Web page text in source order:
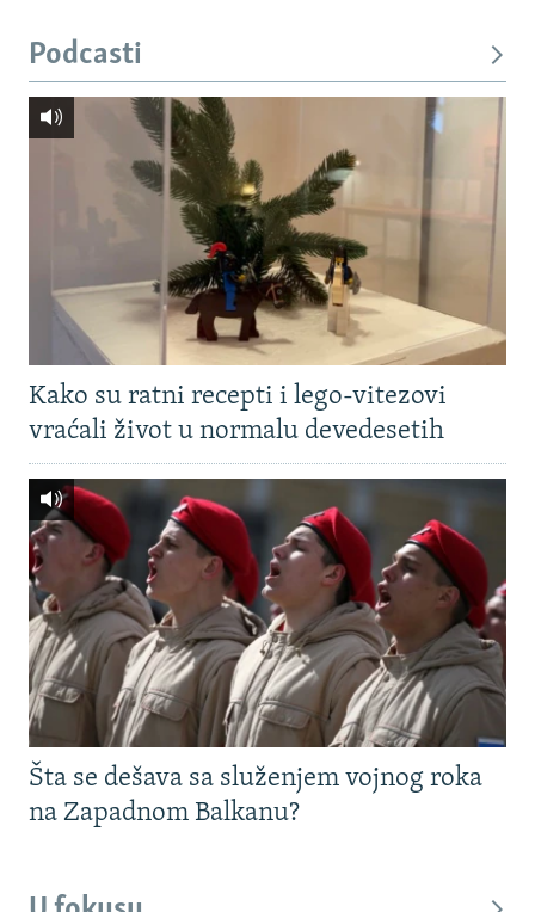
Podcasti
Kako su ratni recepti i lego-vitezovi
vraćali život u normalu devedesetih
Šta se dešava sa služenjem vojnog roka
na Zapadnom Balkanu?